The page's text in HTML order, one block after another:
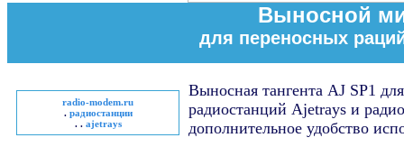
Выносной
для переносных
radio-modem.ru
. радиостанции
. . ajetrays
Выносная тангента AJ SP1 для
радиостанций Ajetrays и
дополнительное удобство